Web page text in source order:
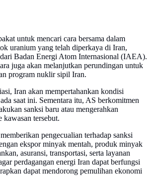
untuk mencari cara bersama dalam
uranium yang telah diperkaya di Iran,
Badan Energi Atom Internasional (IAEA).
juga akan melanjutkan perundingan untuk
program nuklir sipil Iran.
Iran akan mempertahankan kondisi
saat ini. Sementara itu, AS berkomitmen
sanksi baru atau mengerahkan
kawasan tersebut.
pengecualian terhadap sanksi
ekspor minyak mentah, produk minyak
asuransi, transportasi, serta layanan
perdagangan energi Iran dapat berfungsi
dapat mendorong pemulihan ekonomi